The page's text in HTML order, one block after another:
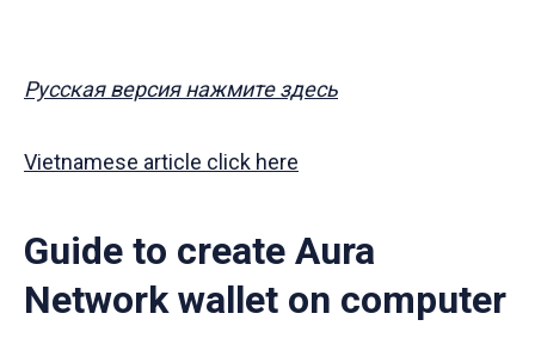
Mua $AURA trên HaloTrade
Русская версия нажмите здесь
Vietnamese article click here
Guide to create Aura
Network wallet on computer